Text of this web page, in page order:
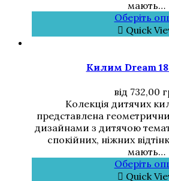
мають…
Оберіть
Quick
Килим Dream
від 732,00
Колекція дитячих
представлена
дизайнами з дитячою
спокійних, ніжних
мають…
Оберіть
Quick